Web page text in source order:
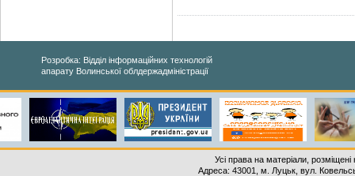
Розробка: Відділ інформаційних технологій
апарату Волинської облдержадміністрації
Усі права на матеріали,
Адреса: 43001, м. Луцьк, вул.